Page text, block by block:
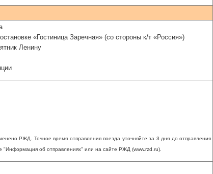
«Гостиница Заречная» (со стороны к/т «Россия»)
Ленину
РЖД. Точное время отправления поезда уточняйте за 3 дня до отправления
"Информация об отправлениях" или на сайте РЖД (www.rzd.ru).